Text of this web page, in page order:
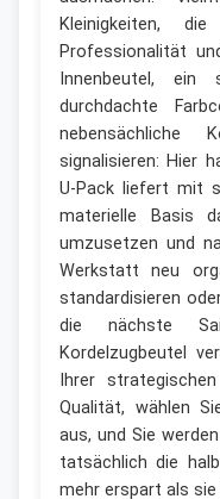
Kleinigkeiten,
Professionalität
Innenbeutel,
durchdachte
nebensächliche
signalisieren: Hier
U-Pack liefert mit
materielle Basis
umzusetzen und
Werkstatt neu
standardisieren
die nächste
Kordelzugbeutel
Ihrer
Qualität, wählen
aus, und Sie
tatsächlich die
mehr erspart als